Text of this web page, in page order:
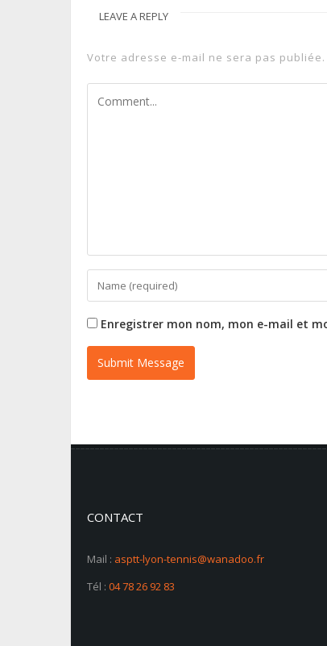
LEAVE A REPLY
Votre adresse e-mail ne sera pas publiée.
Enregistrer mon nom, mon e-mail et
CONTACT
Mail : asptt-lyon-tennis@wanadoo.fr
Tél : 04 78 26 92 83